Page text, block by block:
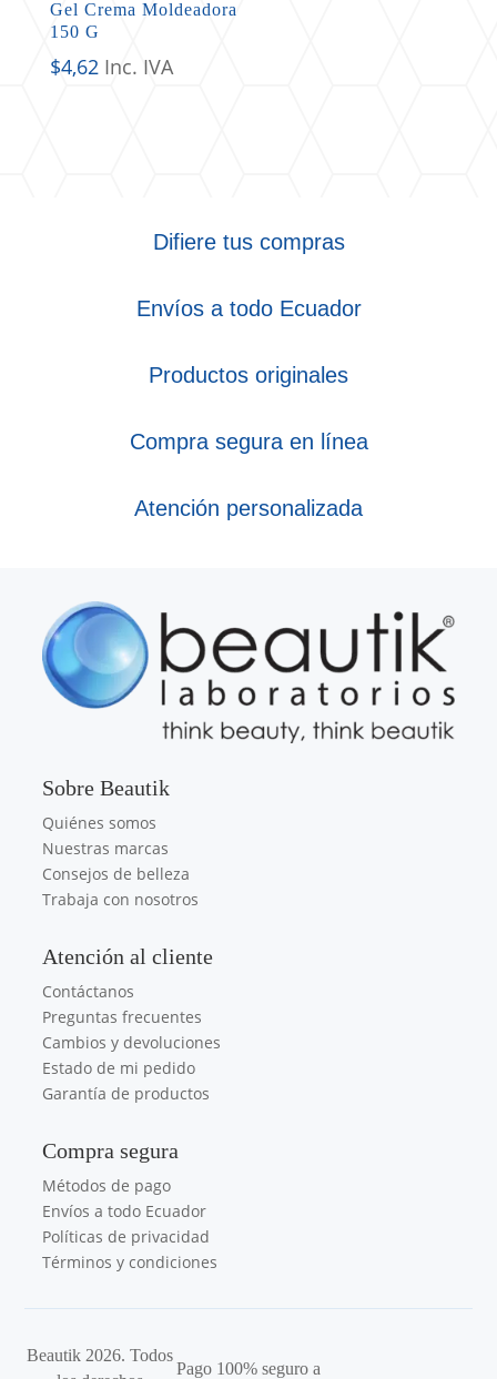
Gel Crema Moldeadora
150 G
$4,62 Inc. IVA
Difiere tus compras
Envíos a todo Ecuador
Productos originales
Compra segura en línea
Atención personalizada
Sobre Beautik
Quiénes somos
Nuestras marcas
Consejos de belleza
Trabaja con nosotros
Atención al cliente
Contáctanos
Preguntas frecuentes
Cambios y devoluciones
Estado de mi pedido
Garantía de productos
Compra segura
Métodos de pago
Envíos a todo Ecuador
Políticas de privacidad
Términos y condiciones
Beautik 2026. Todos
Pago 100% seguro a